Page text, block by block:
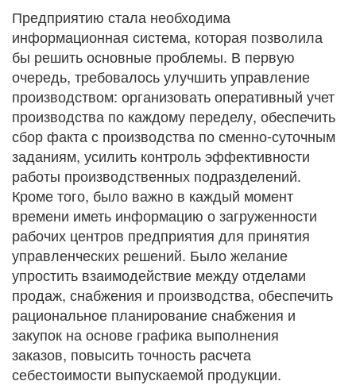
Предприятию стала необходима
информационная система, которая позволила
бы решить основные проблемы. В первую
очередь, требовалось улучшить управление
производством: организовать оперативный учет
производства по каждому переделу, обеспечить
сбор факта с производства по сменно-суточным
заданиям, усилить контроль эффективности
работы производственных подразделений.
Кроме того, было важно в каждый момент
времени иметь информацию о загруженности
рабочих центров предприятия для принятия
управленческих решений. Было желание
упростить взаимодействие между отделами
продаж, снабжения и производства, обеспечить
рациональное планирование снабжения и
закупок на основе графика выполнения
заказов, повысить точность расчета
себестоимости выпускаемой продукции.